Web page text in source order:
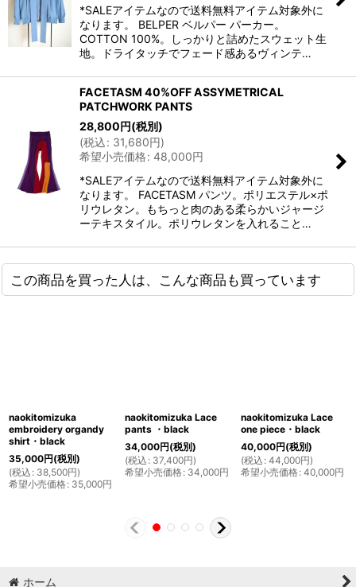
*SALEアイテムなので送料無料アイテム対象外に
なります。 BELPER ベルパー パーカー。
COTTON 100%。しっかりと詰めたスウェット生
地。ドライタッチでフェード感あるヴィンテ…
FACETASM 40%OFF ASSYMETRICAL
PATCHWORK PANTS
28,800円(税別)
(税込: 31,680円)
希望小売価格: 48,000円
*SALEアイテムなので送料無料アイテム対象外に
なります。 FACETASM パンツ。ポリエステル×ポ
リウレタン。もちっと肉のある柔らかいジャージ
ーテキスタイル。ポリウレタンを入れること…
この商品を買った人は、こんな商品も買っています
naokitomizuka
embroidery organdy
shirt・black
35,000円(税別)
(税込 : 38,500円)
希望小売価格: 35,000円
naokitomizuka Lace
pants ・black
34,000円(税別)
(税込 : 37,400円)
希望小売価格: 34,000円
naokitomizuka Lace
one piece・black
40,000円(税別)
(税込 : 44,000円)
希望小売価格: 40,000円
ホーム